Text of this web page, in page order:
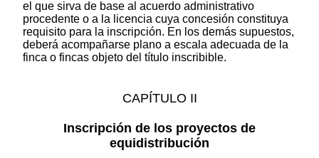
el que sirva de base al acuerdo administrativo
procedente o a la licencia cuya concesión constituya
requisito para la inscripción. En los demás supuestos,
deberá acompañarse plano a escala adecuada de la
finca o fincas objeto del título inscribible.
CAPÍTULO II
Inscripción de los proyectos de
equidistribución